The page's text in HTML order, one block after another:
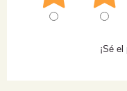
¡Sé